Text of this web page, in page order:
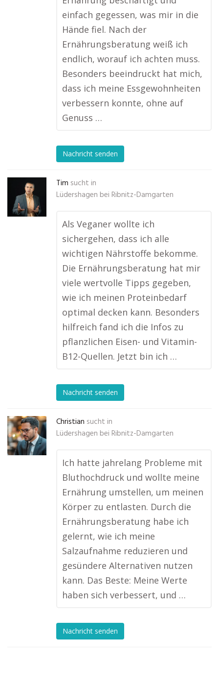
einfach gegessen, was mir in die
Hände fiel. Nach der
Ernährungsberatung weiß ich
endlich, worauf ich achten muss.
Besonders beeindruckt hat mich,
dass ich meine Essgewohnheiten
verbessern konnte, ohne auf
Genuss …
Nachricht senden
Tim sucht in
Lüdershagen bei Ribnitz-Damgarten
Als Veganer wollte ich
sichergehen, dass ich alle
wichtigen Nährstoffe bekomme.
Die Ernährungsberatung hat mir
viele wertvolle Tipps gegeben,
wie ich meinen Proteinbedarf
optimal decken kann. Besonders
hilfreich fand ich die Infos zu
pflanzlichen Eisen- und Vitamin-
B12-Quellen. Jetzt bin ich …
Nachricht senden
Christian sucht in
Lüdershagen bei Ribnitz-Damgarten
Ich hatte jahrelang Probleme mit
Bluthochdruck und wollte meine
Ernährung umstellen, um meinen
Körper zu entlasten. Durch die
Ernährungsberatung habe ich
gelernt, wie ich meine
Salzaufnahme reduzieren und
gesündere Alternativen nutzen
kann. Das Beste: Meine Werte
haben sich verbessert, und …
Nachricht senden